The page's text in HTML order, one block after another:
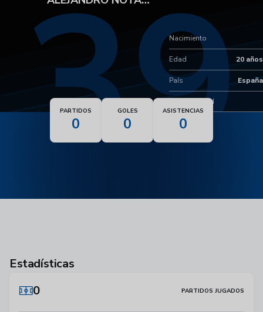
39
Nacimiento
Edad 20 años
País España
Nacionalidad
PARTIDOS
0
GOLES
0
ASISTENCIAS
0
Estadísticas
0
PARTIDOS JUGADOS